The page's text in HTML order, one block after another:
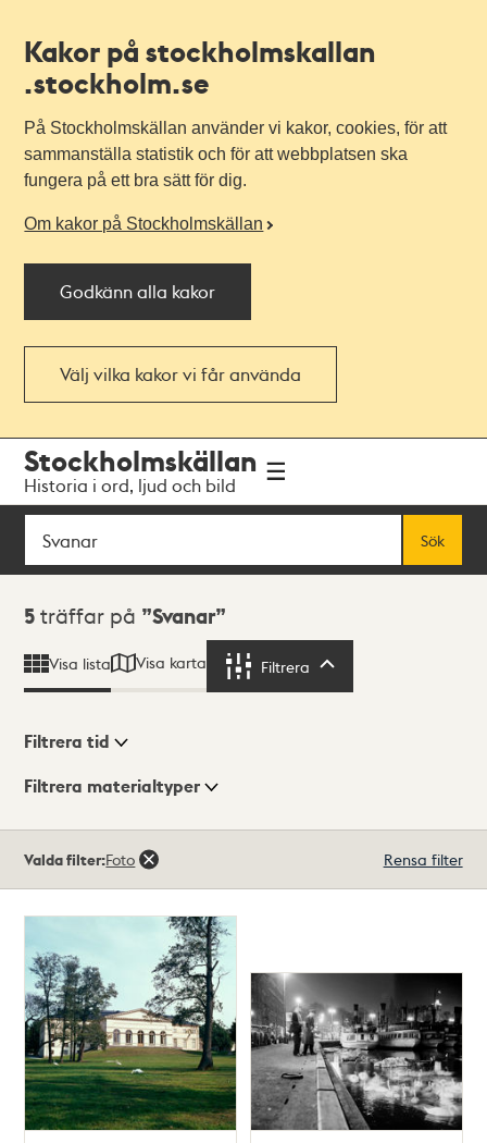
Kakor på stockholmskallan
.stockholm.se
På Stockholmskällan använder vi kakor, cookies, för att
sammanställa statistik och för att webbplatsen ska
fungera på ett bra sätt för dig.
Om kakor på Stockholmskällan
Godkänn alla kakor
Välj vilka kakor vi får använda
navigationen
huvudinnehållet
Stockholmskällan
Historia i ord, ljud och bild
Sök
Sök
Sökresultat
5 träffar på Svanar
Visa lista Visa karta Filtrera
Visningsläge
Filtrera tid
Filtrera materialtyper
träffar
Valda filter:Foto Rensa filter